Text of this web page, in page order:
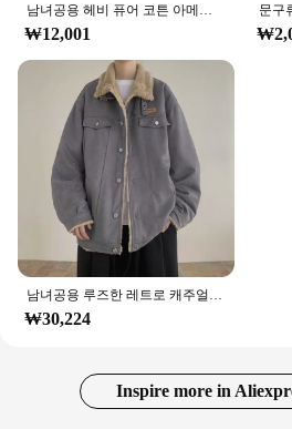
남녀공용 헤비 퓨어 코튼 아메리칸 스몰 네크라인 반팔 티셔츠, 지방 플러스 지방 사이즈, 여름 기본 보터밍 셔츠, 320g
₩12,001
₩30,224
Inspire more in